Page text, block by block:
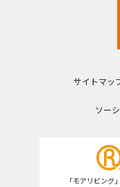
サイトマッ
ソー
「モアリビング